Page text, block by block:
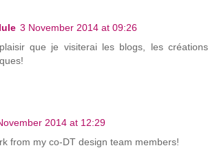
3 November 2014 at 09:26
que je visiterai les blogs, les créations
2014 at 12:29
from my co-DT design team members!